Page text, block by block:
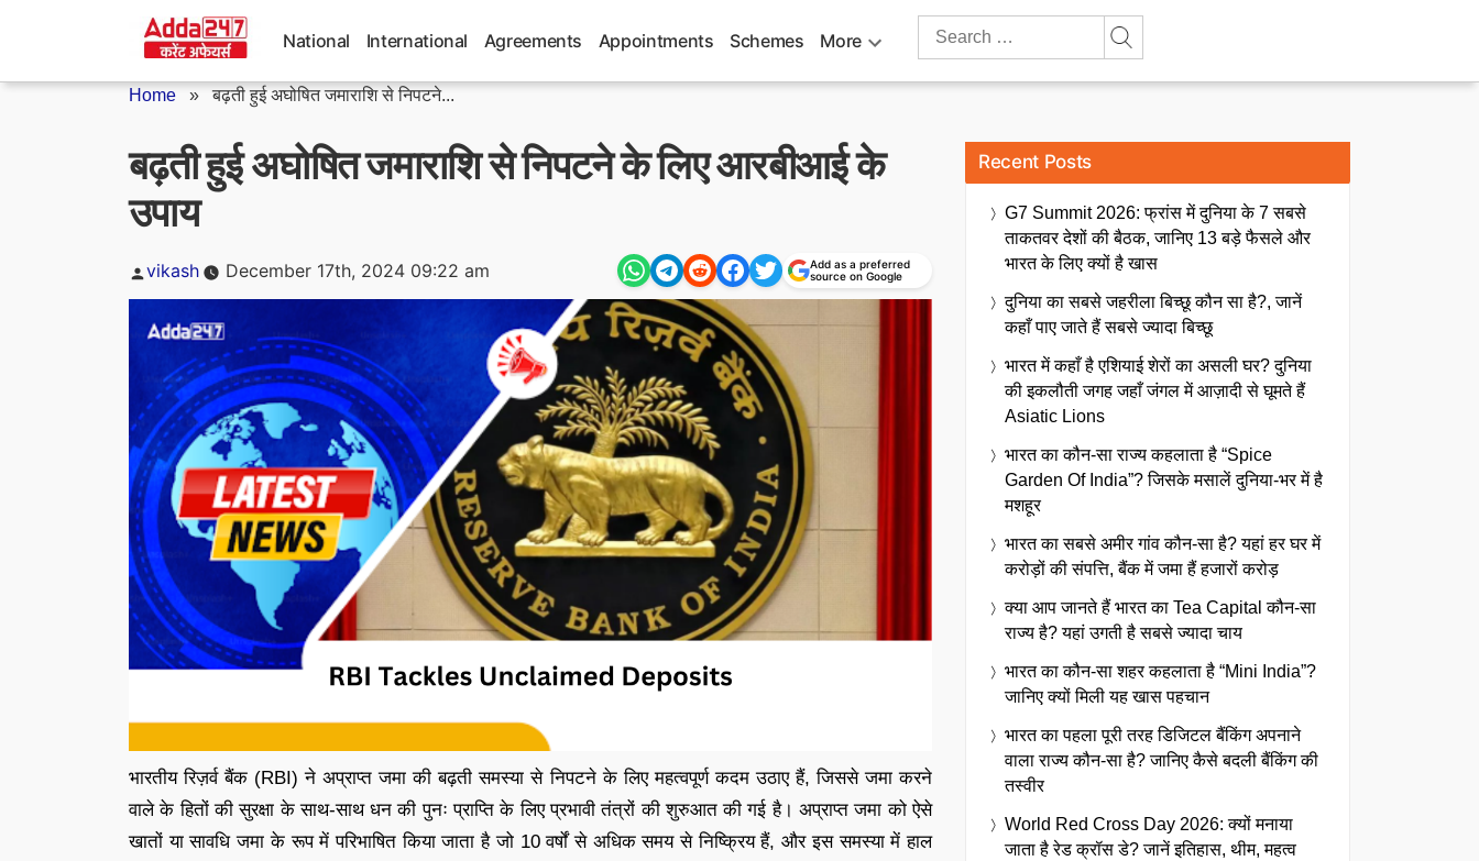
National International Agreements Appointments Schemes More
Search
Home »बढ़ती हुई अघोषित जमाराशि से निपटने...
बढ़ती हुई अघोषित जमाराशि से निपटने के लिए आरबीआई के
उपाय
Posted
vikash December 17th, 2024 09:22 am
Add as a preferred
source on Google
भारतीय रिज़र्व बैंक (RBI) ने अप्राप्त जमा की बढ़ती समस्या से निपटने के लिए महत्वपूर्ण कदम उठाए हैं, जिससे जमा करने
वाले के हितों की सुरक्षा के साथ-साथ धन की पुनः प्राप्ति के लिए प्रभावी तंत्रों की शुरुआत की गई है। अप्राप्त जमा को ऐसे
खातों या सावधि जमा के रूप में परिभाषित किया जाता है जो 10 वर्षों से अधिक समय से निष्क्रिय हैं, और इस समस्या में हाल
Recent Posts
G7 Summit 2026: फ्रांस में दुनिया के 7 सबसे
ताकतवर देशों की बैठक, जानिए 13 बड़े फैसले और
भारत के लिए क्यों है खास
दुनिया का सबसे जहरीला बिच्छू कौन सा है?, जानें
कहाँ पाए जाते हैं सबसे ज्यादा बिच्छू
भारत में कहाँ है एशियाई शेरों का असली घर? दुनिया
की इकलौती जगह जहाँ जंगल में आज़ादी से घूमते हैं
Asiatic Lions
भारत का कौन-सा राज्य कहलाता है “Spice
Garden Of India”? जिसके मसालें दुनिया-भर में है
मशहूर
भारत का सबसे अमीर गांव कौन-सा है? यहां हर घर में
करोड़ों की संपत्ति, बैंक में जमा हैं हजारों करोड़
क्या आप जानते हैं भारत का Tea Capital कौन-सा
राज्य है? यहां उगती है सबसे ज्यादा चाय
भारत का कौन-सा शहर कहलाता है “Mini India”?
जानिए क्यों मिली यह खास पहचान
भारत का पहला पूरी तरह डिजिटल बैंकिंग अपनाने
वाला राज्य कौन-सा है? जानिए कैसे बदली बैंकिंग की
तस्वीर
World Red Cross Day 2026: क्यों मनाया
जाता है रेड क्रॉस डे? जानें इतिहास, थीम, महत्व